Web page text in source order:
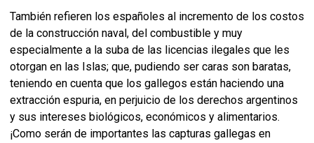
También refieren los españoles al incremento de los costos
de la construcción naval, del combustible y muy
especialmente a la suba de las licencias ilegales que les
otorgan en las Islas; que, pudiendo ser caras son baratas,
teniendo en cuenta que los gallegos están haciendo una
extracción espuria, en perjuicio de los derechos argentinos
y sus intereses biológicos, económicos y alimentarios.
¡Como serán de importantes las capturas gallegas en